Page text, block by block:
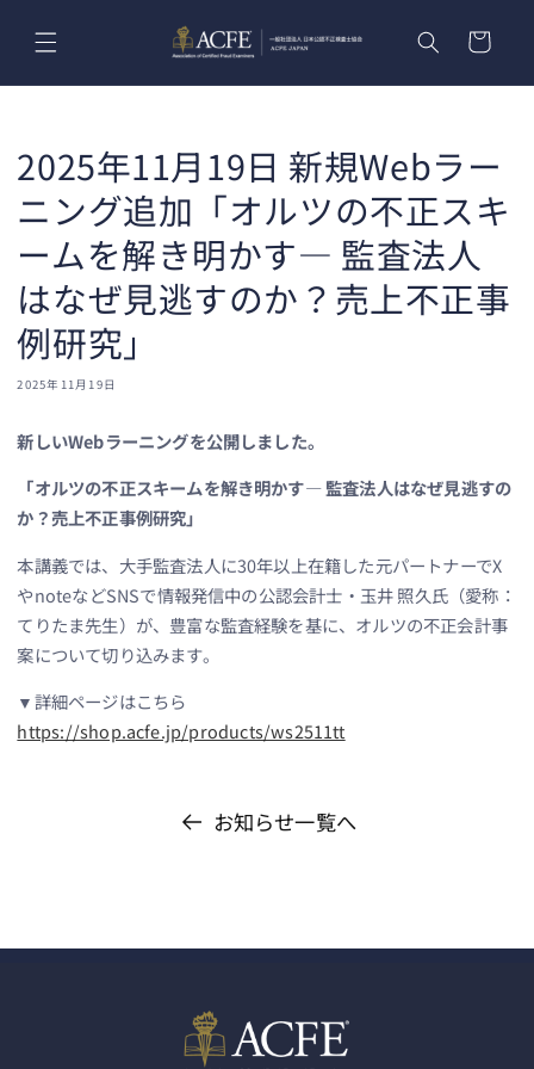
進む
ー
2025年11月19日 新規Webラー
ニング追加「オルツの不正スキ
ームを解き明かす― 監査法人
はなぜ見逃すのか？売上不正事
例研究」
2025年11月19日
新しいWebラーニングを公開しました。
「オルツの不正スキームを解き明かす― 監査法人はなぜ見逃すの
か？売上不正事例研究」
本講義では、大手監査法人に30年以上在籍した元パートナーでX
やnoteなどSNSで情報発信中の公認会計士・玉井 照久氏（愛称：
てりたま先生）が、豊富な監査経験を基に、オルツの不正会計事
案について切り込みます。
▼詳細ページはこちら
https://shop.acfe.jp/products/ws2511tt
お知らせ一覧へ